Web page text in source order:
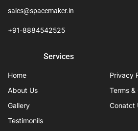
sales@spacemaker.in
+91-8884542525
Services
Home
About Us
Gallery
Testimonils
Privacy
Terms &
Conatct